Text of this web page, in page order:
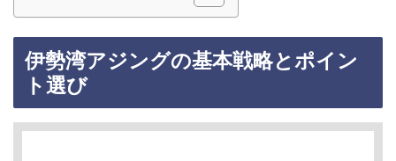
伊勢湾アジングの基本戦略とポイン
ト選び